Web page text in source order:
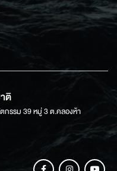
ติ
กรรม 39 หมู่ 3 ต.คลองห้า